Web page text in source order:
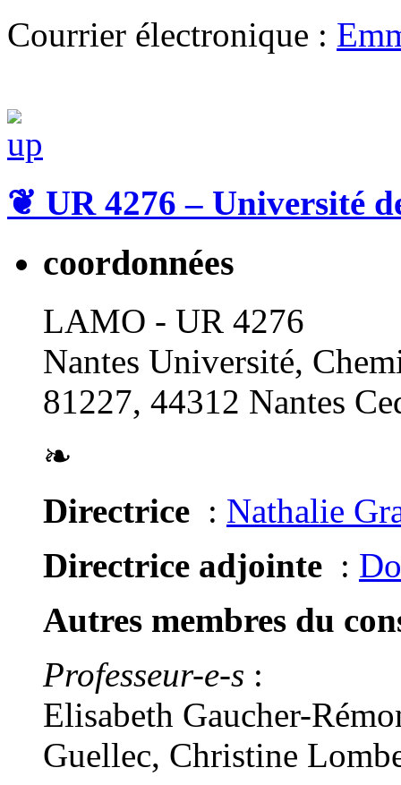
Courrier électronique :
❦ UR 4276 – Université
coordonnées
LAMO - UR 4276
Nantes Université,
81227, 44312 Nantes
❧
Directrice : Nathalie
Directrice adjointe :
Autres membres du
Professeur-e-s :
Elisabeth Gaucher-
Guellec, Christine